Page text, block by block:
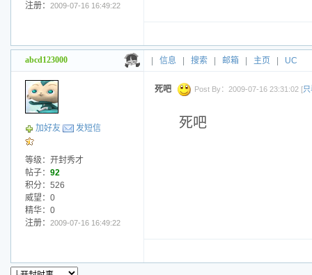
注册： 2009-07-16 16:49:22
abcd123000 信息 搜索 邮箱 主页 UC
加好友 发短信
等级：开封秀才
帖子： 92
积分：526
威望：0
精华：0
注册： 2009-07-16 16:49:22
死吧 Post By：2009-07-16 23:31:02 [
死吧